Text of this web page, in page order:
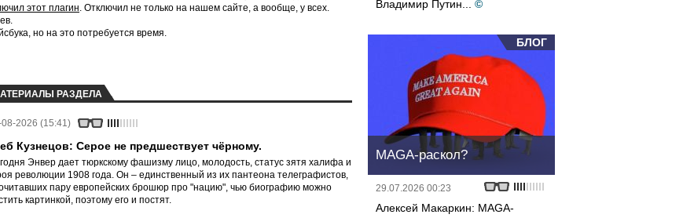
этот плагин. Отключил не только на нашем сайте, а вообще, у всех.
но на это потребуется время.
РАЗДЕЛА
2026 (15:41)
Кузнецов: Серое не предшествует чёрному.
Энвер дает тюркскому фашизму лицо, молодость, статус зятя халифа и
революции 1908 года. Он – единственный из их пантеона телеграфистов,
пару европейских брошюр про "нацию", чью биографию можно
картинкой, поэтому его и постят.
Владимир Путин...
©
БЛОГ
MAGA-раскол?
29.07.2026 00:23
Алексей Макаркин: MAGA-